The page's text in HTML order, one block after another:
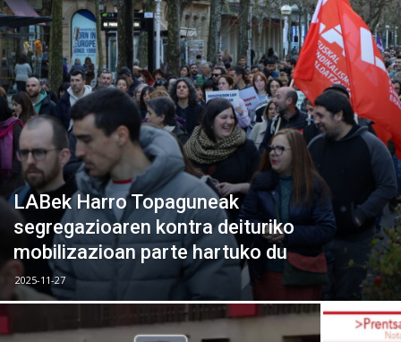
LABek Harro Topaguneak
segregazioaren kontra deituriko
mobilizazioan parte hartuko du
2025-11-27